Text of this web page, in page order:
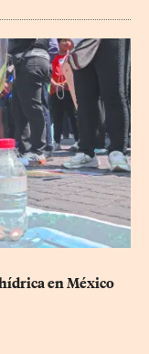
en México